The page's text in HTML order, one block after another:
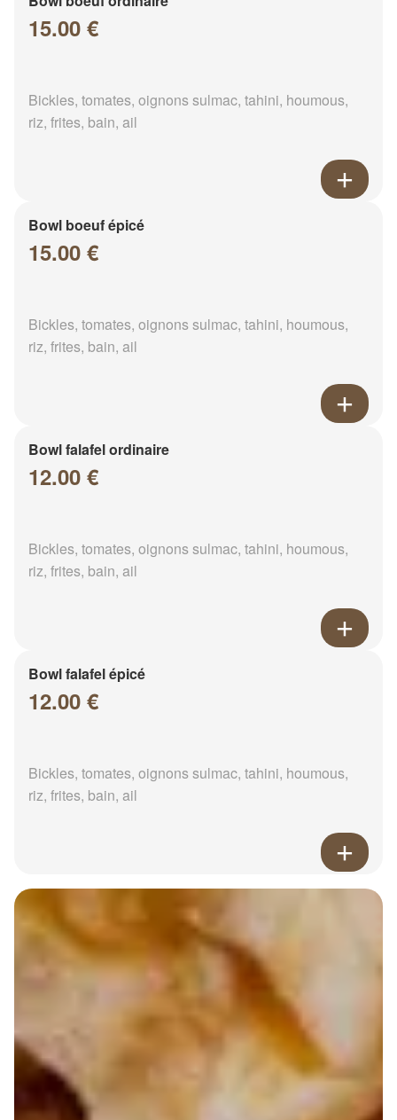
15.00 €
Bickles, tomates, oignons sulmac, tahini, houmous,
riz, frites, bain, ail
Bowl boeuf épicé
15.00 €
Bickles, tomates, oignons sulmac, tahini, houmous,
riz, frites, bain, ail
Bowl falafel ordinaire
12.00 €
Bickles, tomates, oignons sulmac, tahini, houmous,
riz, frites, bain, ail
Bowl falafel épicé
12.00 €
Bickles, tomates, oignons sulmac, tahini, houmous,
riz, frites, bain, ail